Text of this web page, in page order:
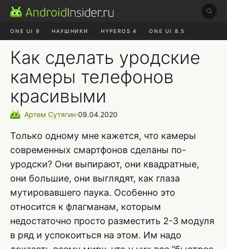
ONE UI 9 НАУШНИКИ HYPEROS 4 ONE UI 8.5
Как сделать уродские
камеры телефонов
красивыми
Артем Сутягин∙09.04.2020
Только одному мне кажется, что камеры
современных смартфонов сделаны по-
уродски? Они выпирают, они квадратные,
они большие, они выглядят, как глаза
мутировавшего паука. Особенно это
относится к флагманам, которым
недостаточно просто разместить 2-3 модуля
в ряд и успокоиться на этом. Им надо